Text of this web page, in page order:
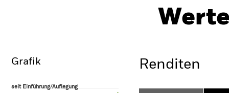
Wertentwicklung
Grafik
seit Einführung/Auflegung
seit Einführung/Auflegung
Renditen